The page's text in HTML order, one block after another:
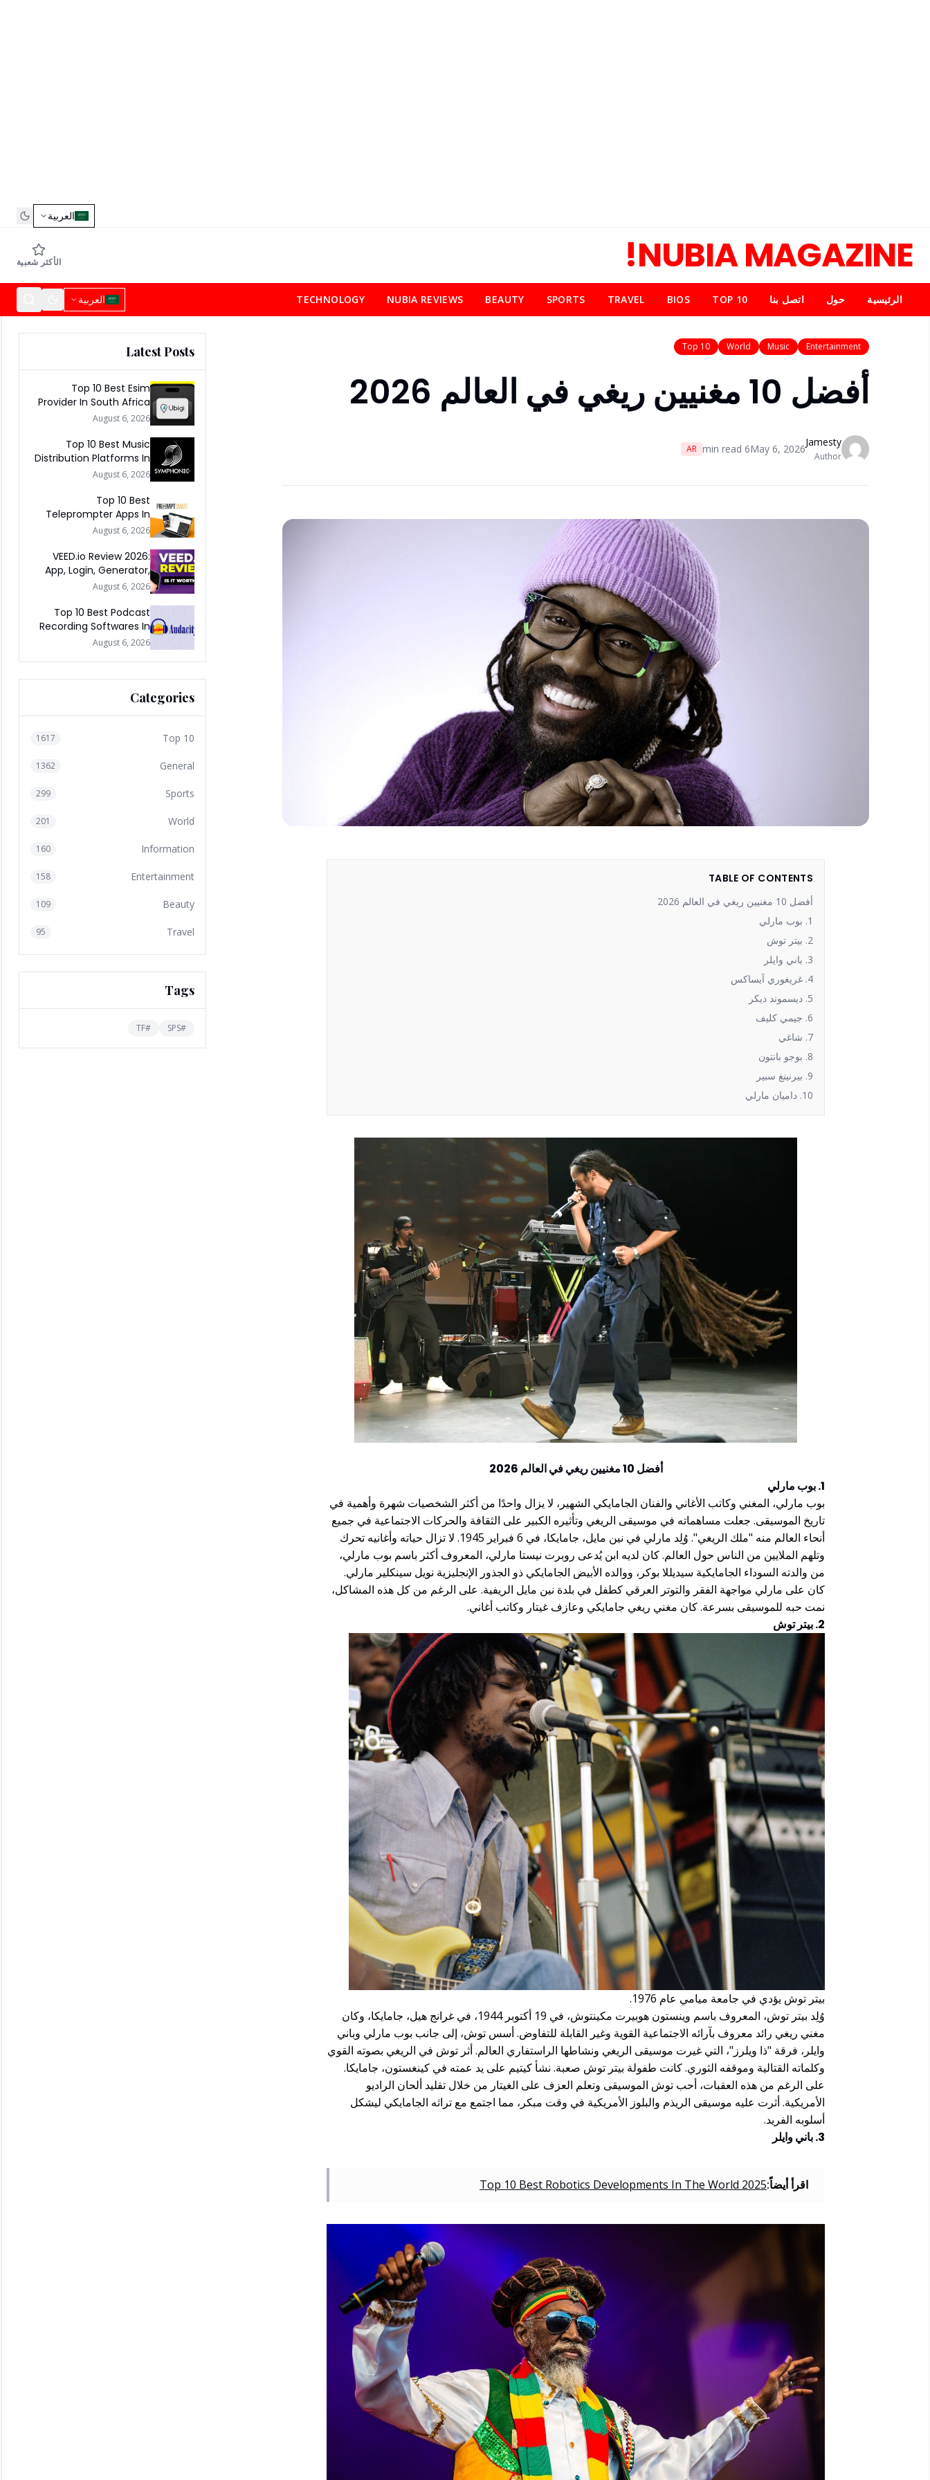
العربية
NUBIA MAGAZINE! الأكثر شعبية
الرئيسية حول اتصل بنا TOP 10
BIOS
TRAVEL
SPORTS
BEAUTY
NUBIA REVIEWS
TECHNOLOGY العربية
Entertainment
Music
World
Top 10
أفضل 10 مغنيين ريغي في العالم 2026
Jamesty
Author
May 6, 2026
6
AR
TABLE OF CONTENTS
أفضل 10 مغنيين ريغي في العالم 2026
1. بوب مارلي
2. بيتر توش
3. باني وايلر
4. غريغوري آيساكس
5. ديسموند ديكر
6. جيمي كليف
7. شاغي
8. بوجو بانتون
9. بيرنينغ سبير
10. داميان مارلي
أفضل 10 مغنيين ريغي في العالم 2026
1. بوب مارلي
بوب مارلي، المغني وكاتب الأغاني والفنان الجامايكي الشهير، لا يزال واحدًا من أكثر الشخصيات شهرة وأهمية في
تاريخ الموسيقى. جعلت مساهماته في موسيقى الريغي وتأثيره الكبير على الثقافة والحركات الاجتماعية في جميع
أنحاء العالم منه "ملك الريغي". وُلِد مارلي في نين مايل، جامايكا، في 6 فبراير 1945. لا تزال حياته وأغانيه تحرك
وتلهم الملايين من الناس حول العالم. كان لديه ابن يُدعى روبرت نيستا مارلي، المعروف أكثر باسم بوب مارلي،
من والدته السوداء الجامايكية سيديللا بوكر، ووالده الأبيض الجامايكي ذو الجذور الإنجليزية نويل سينكلير مارلي.
كان على مارلي مواجهة الفقر والتوتر العرقي كطفل في بلدة نين مايل الريفية. على الرغم من كل هذه المشاكل،
نمت حبه للموسيقى بسرعة. كان مغني ريغي جامايكي وعازف غيتار وكاتب أغاني.
2. بيتر توش
بيتر توش يؤدي في جامعة ميامي عام 1976.
وُلِد بيتر توش، المعروف باسم وينستون هوبيرت مكينتوش، في 19 أكتوبر 1944، في غرانج هيل، جامايكا، وكان
مغني ريغي رائد معروف بآرائه الاجتماعية القوية وغير القابلة للتفاوض. أسس توش، إلى جانب بوب مارلي وباني
وايلر، فرقة "ذا ويلرز"، التي غيرت موسيقى الريغي ونشاطها الراستفاري العالم. أثر توش في الريغي بصوته القوي
وكلماته القتالية وموقفه الثوري. كانت طفولة بيتر توش صعبة. نشأ كيتيم على يد عمته في كينغستون، جامايكا.
على الرغم من هذه العقبات، أحب توش الموسيقى وتعلم العزف على الغيتار من خلال تقليد ألحان الراديو
الأمريكية. أثرت عليه موسيقى الريذم والبلوز الأمريكية في وقت مبكر، مما اجتمع مع تراثه الجامايكي ليشكل
أسلوبه الفريد.
3. باني وايلر
اقرأ أيضاً:Top 10 Best Robotics Developments In The World 2025
Latest Posts
Top 10 Best Esim
Provider In South Africa
2026
August 6, 2026
Top 10 Best Music
Distribution Platforms In
The World 2026
August 6, 2026
Top 10 Best
Teleprompter Apps In
2026
August 6, 2026
VEED.io Review 2026:
App, Login, Generator,
Download, AI & FAQs
August 6, 2026
Top 10 Best Podcast
Recording Softwares In
2026
August 6, 2026
Categories
Top 10
1617
General
1362
Sports
299
World
201
Information
160
Entertainment
158
Beauty
109
Travel
95
Tags
#
SPS
#
TF